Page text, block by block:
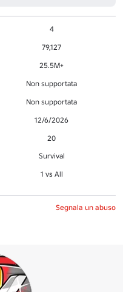
4
79,127
25.5M+
Non supportata
Non supportata
12/6/2026
20
Survival
1 vs All
Segnala un abuso